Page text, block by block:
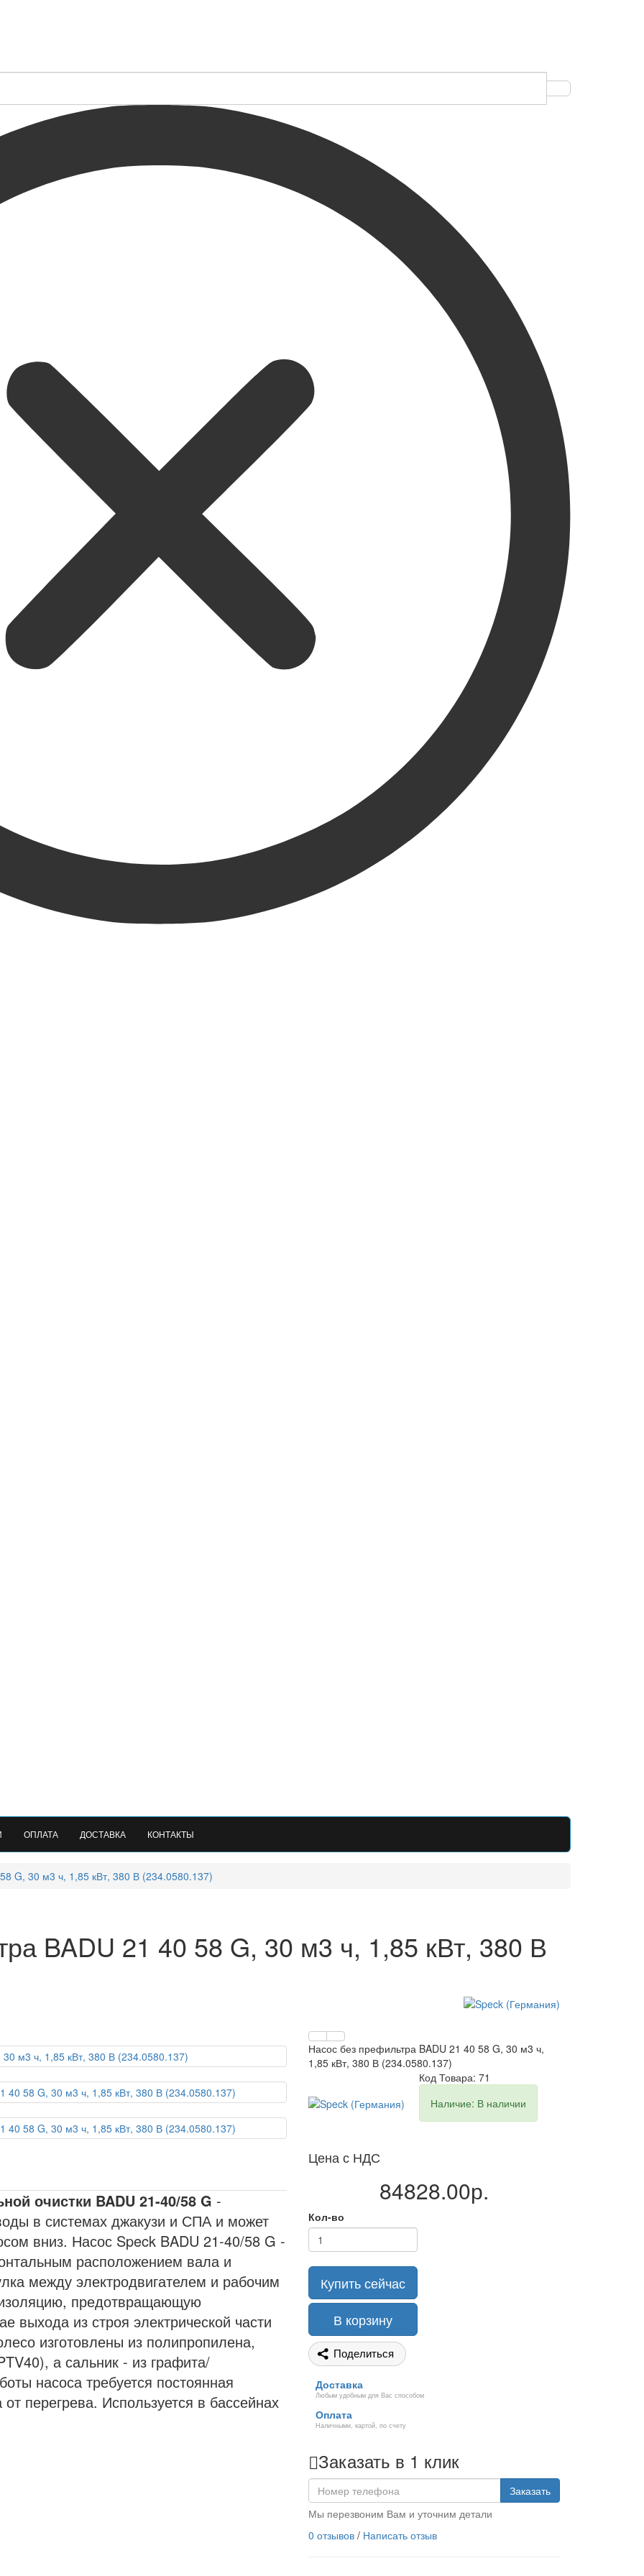
ОПЛАТА ДОСТАВКА КОНТАКТЫ
G, 30 м3 ч, 1,85 кВт, 380 В (234.0580.137)
BADU 21 40 58 G, 30 м3 ч, 1,85 кВт, 380 В
очистки BADU 21-40/58 G -
в системах джакузи и СПА и может
вниз. Насос Speck BADU 21-40/58 G -
расположением вала и
между электродвигателем и рабочим
предотвращающую
выхода из строя электрической части
изготовлены из полипропилена,
а сальник - из графита/
насоса требуется постоянная
перегрева. Используется в бассейнах
Насос без префильтра BADU 21 40 58 G, 30 м3 ч,
1,85 кВт, 380 В (234.0580.137)
Код Товара: 71
Наличие: В наличии
Цена с НДС
84828.00р.
Кол-во
Купить сейчас
В корзину
Поделиться
Доставка
Любым удобным для Вас способом
Оплата
Наличными, картой, по счету
Заказать в 1 клик
Заказать
Мы перезвоним Вам и уточним детали
0 отзывов / Написать отзыв